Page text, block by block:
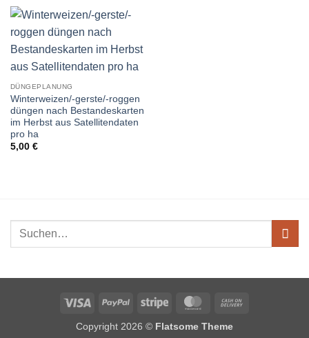
DÜNGEPLANUNG
Winterweizen/-gerste/-roggen
düngen nach Bestandeskarten
im Herbst aus Satellitendaten
pro ha
5,00 €
Visa PayPal Stripe MasterCard
Copyright 2026 © Flatsome Theme